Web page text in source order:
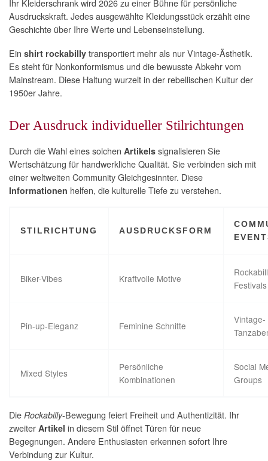
Ihr Kleiderschrank wird 2026 zu einer Bühne für persönliche
Ausdruckskraft. Jedes ausgewählte Kleidungsstück erzählt eine
Geschichte über Ihre Werte und Lebenseinstellung.
Ein shirt rockabilly transportiert mehr als nur Vintage-Ästhetik.
Es steht für Nonkonformismus und die bewusste Abkehr vom
Mainstream. Diese Haltung wurzelt in der rebellischen Kultur der
1950er Jahre.
Der Ausdruck individueller Stilrichtungen
Durch die Wahl eines solchen Artikels signalisieren Sie
Wertschätzung für handwerkliche Qualität. Sie verbinden sich mit
einer weltweiten Community Gleichgesinnter. Diese
Informationen helfen, die kulturelle Tiefe zu verstehen.
STILRICHTUNG AUSDRUCKSFORM
Biker-Vibes Kraftvolle Motive
Festivals
Pin-up-Eleganz Feminine Schnitte
Vintage-
Mixed Styles
Persönliche
Kombinationen
Social
Groups
Die Rockabilly-Bewegung feiert Freiheit und Authentizität. Ihr
zweiter Artikel in diesem Stil öffnet Türen für neue
Begegnungen. Andere Enthusiasten erkennen sofort Ihre
Verbindung zur Kultur.